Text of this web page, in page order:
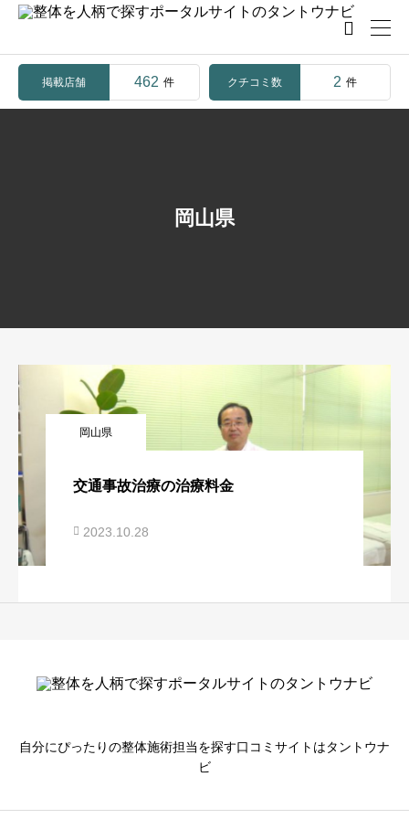

掲載店舗 462 件 クチコミ数 2 件
岡山県
岡山県
交通事故治療の治療料金
2023.10.28
自分にぴったりの整体施術担当を探す口コミサイトはタントウナ
ビ